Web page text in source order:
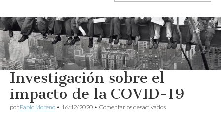
Investigación sobre el
impacto de la COVID-19
por Pablo Moreno • 16/12/2020 • Comentarios desactivadosen